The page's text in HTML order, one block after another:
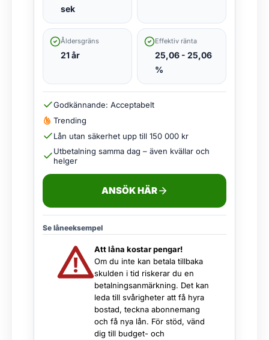
sek
Åldersgräns
21 år
Effektiv ränta
25,06 - 25,06
%
Godkännande: Acceptabelt
Trending
Lån utan säkerhet upp till 150 000 kr
Utbetalning samma dag – även kvällar och
helger
ANSÖK HÄR
Se låneeksempel
Att låna kostar pengar!
Om du inte kan betala tillbaka
skulden i tid riskerar du en
betalningsanmärkning. Det kan
leda till svårigheter att få hyra
bostad, teckna abonnemang
och få nya lån. För stöd, vänd
dig till budget- och